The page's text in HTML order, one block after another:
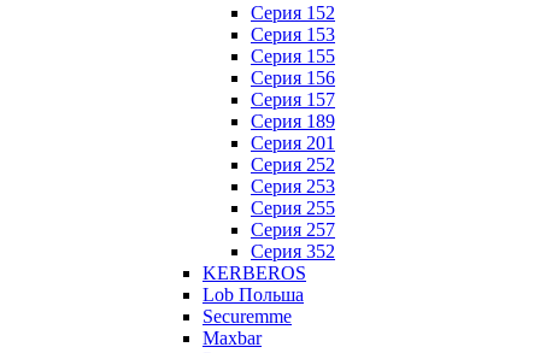
Серия 152
Серия 153
Серия 155
Серия 156
Серия 157
Серия 189
Серия 201
Серия 252
Серия 253
Серия 255
Серия 257
Серия 352
KERBEROS
Lob Польша
Securemme
Maxbar